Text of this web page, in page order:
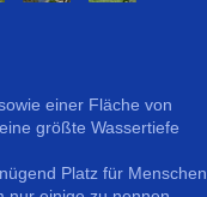
einer Fläche von
größte Wassertiefe
Platz für Menschen